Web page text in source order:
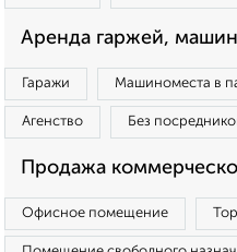
Аренда гаржей,
Гаражи Машиноместа в
Агенство Без
Продажа
Офисное помещение